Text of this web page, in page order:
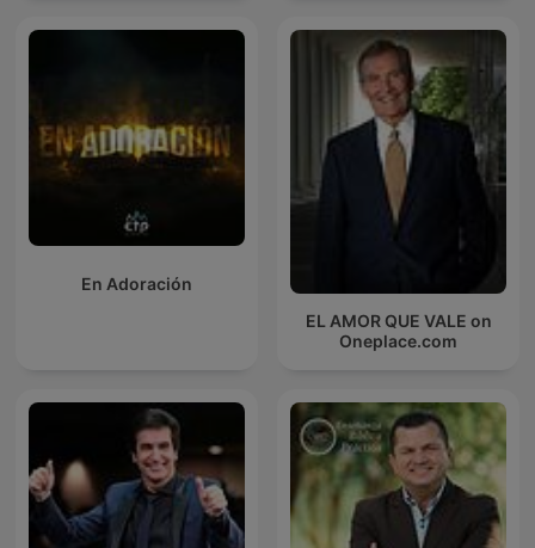
En Adoración
EL AMOR QUE VALE on
Oneplace.com